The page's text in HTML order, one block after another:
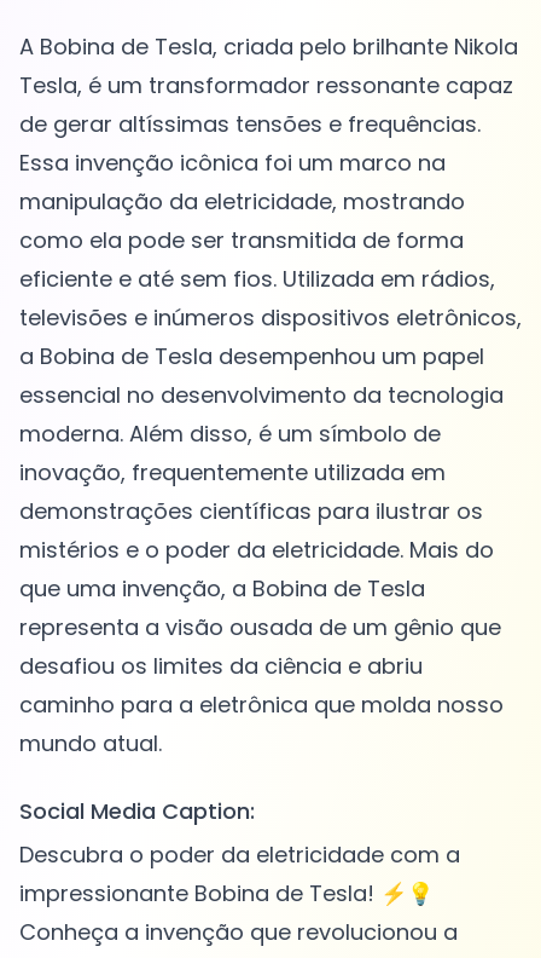
A Bobina de Tesla, criada pelo brilhante Nikola
Tesla, é um transformador ressonante capaz
de gerar altíssimas tensões e frequências.
Essa invenção icônica foi um marco na
manipulação da eletricidade, mostrando
como ela pode ser transmitida de forma
eficiente e até sem fios. Utilizada em rádios,
televisões e inúmeros dispositivos eletrônicos,
a Bobina de Tesla desempenhou um papel
essencial no desenvolvimento da tecnologia
moderna. Além disso, é um símbolo de
inovação, frequentemente utilizada em
demonstrações científicas para ilustrar os
mistérios e o poder da eletricidade. Mais do
que uma invenção, a Bobina de Tesla
representa a visão ousada de um gênio que
desafiou os limites da ciência e abriu
caminho para a eletrônica que molda nosso
Social Media Caption:
Descubra o poder da eletricidade com a
impressionante Bobina de Tesla! ⚡️💡
Conheça a invenção que revolucionou a